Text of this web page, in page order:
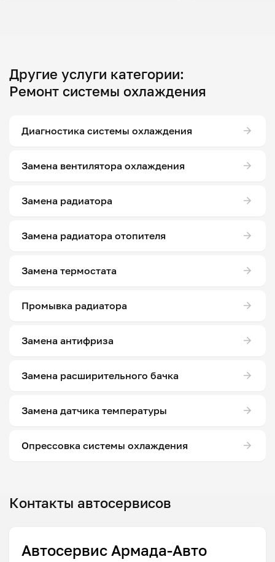
Другие услуги категории:
Ремонт системы охлаждения
Диагностика системы охлаждения
Замена вентилятора охлаждения
Замена радиатора
Замена радиатора отопителя
Замена термостата
Промывка радиатора
Замена антифриза
Замена расширительного бачка
Замена датчика температуры
Опрессовка системы охлаждения
Контакты автосервисов
Автосервис Армада-Авто